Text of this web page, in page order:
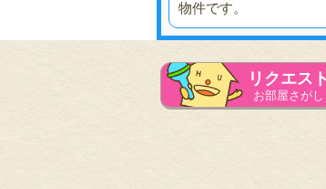
物件です。
リクエスト
お部屋さがし